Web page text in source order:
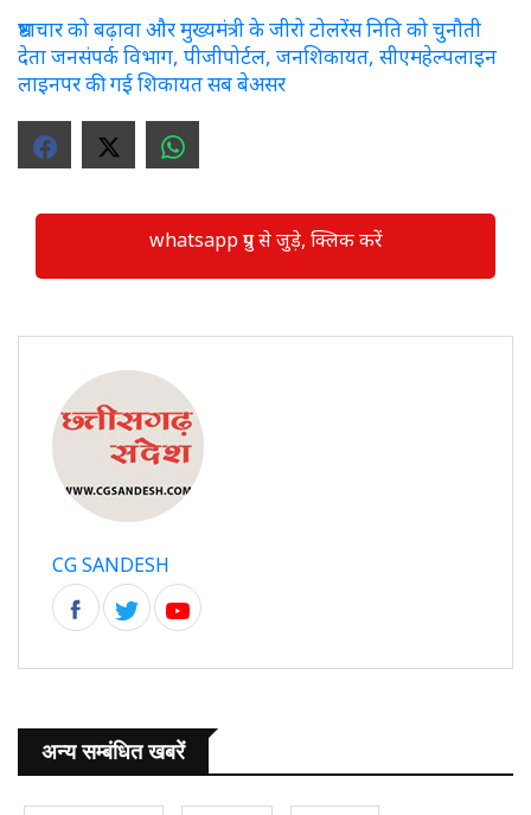
भ्रष्टाचार को बढ़ावा और मुख्यमंत्री के जीरो टोलरेंस निति को चुनौती
देता जनसंपर्क विभाग, पीजीपोर्टल, जनशिकायत, सीएमहेल्पलाइन
लाइनपर की गई शिकायत सब बेअसर
whatsapp ग्रुप से जुड़े, क्लिक करें
CG SANDESH
अन्य सम्बंधित खबरें